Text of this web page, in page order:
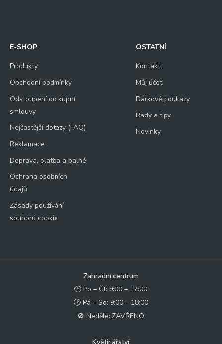
E-SHOP
Produkty
Obchodní podmínky
Odstoupení od kupní
smlouvy
Nejčastější dotazy (FAQ)
Reklamace
Doprava, platba a balné
Ochrana osobních
údajů
Zásady používání
souborů cookie
OSTATNÍ
Kontakt
Můj účet
Dárkové poukazy
Rady a tipy
Novinky
Zahradní centrum
🕑 Po – Čt: 9:00 – 17:00
🕑 Pá – So: 9:00 – 18:00
🚫 Neděle: ZAVŘENO
Květinářství